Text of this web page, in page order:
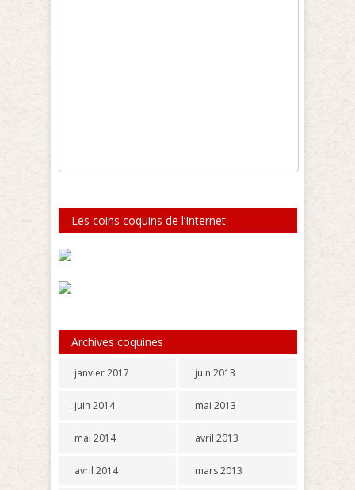
Les coins coquins de l’Internet
Archives coquines
janvier 2017
juin 2014
mai 2014
avril 2014
juin 2013
mai 2013
avril 2013
mars 2013